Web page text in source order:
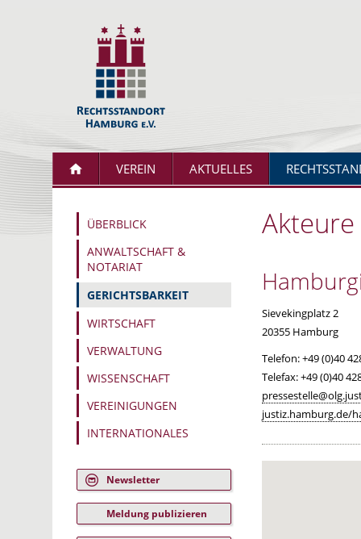
VEREIN AKTUELLES
ÜBERBLICK
ANWALTSCHAFT &
NOTARIAT
GERICHTSBARKEIT
WIRTSCHAFT
VERWALTUNG
WISSENSCHAFT
VEREINIGUNGEN
INTERNATIONALES
Newsletter
Meldung publizieren
Akteure
Sievekingplatz 2
20355 Hamburg
Telefon:+49 (0)40
Telefax:+49 (0)40
justiz.hamburg.de/